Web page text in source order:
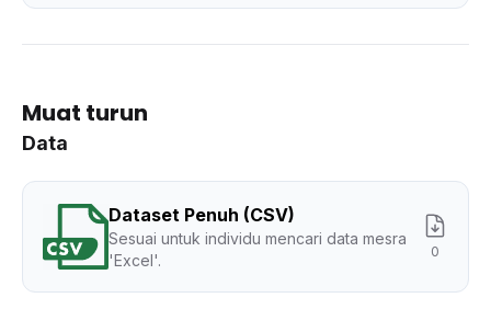
Muat turun
Data
Dataset Penuh (CSV)
Sesuai untuk individu mencari data mesra
'Excel'.
0